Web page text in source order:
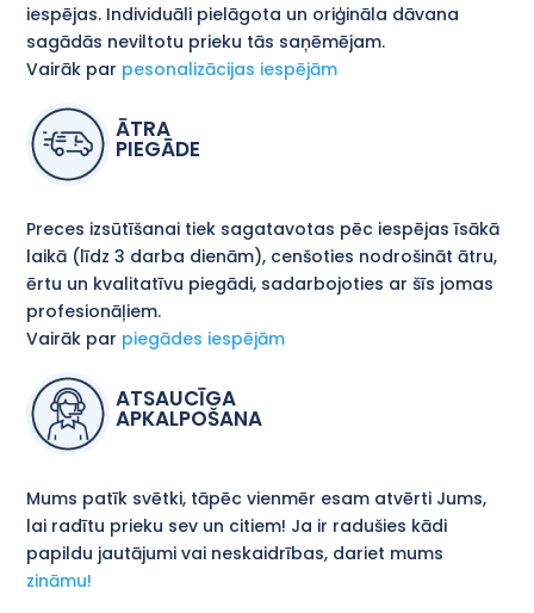
iespējas. Individuāli pielāgota un oriģināla dāvana
sagādās neviltotu prieku tās saņēmējam.
Vairāk par pesonalizācijas iespējām
ĀTRA
PIEGĀDE
Preces izsūtīšanai tiek sagatavotas pēc iespējas īsākā
laikā (līdz 3 darba dienām), cenšoties nodrošināt ātru,
ērtu un kvalitatīvu piegādi, sadarbojoties ar šīs jomas
profesionāļiem.
Vairāk par piegādes iespējām
ATSAUCĪGA
APKALPOŠANA
Mums patīk svētki, tāpēc vienmēr esam atvērti Jums,
lai radītu prieku sev un citiem! Ja ir radušies kādi
papildu jautājumi vai neskaidrības, dariet mums
zināmu!